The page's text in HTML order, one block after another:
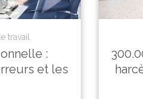
travail
:
et les